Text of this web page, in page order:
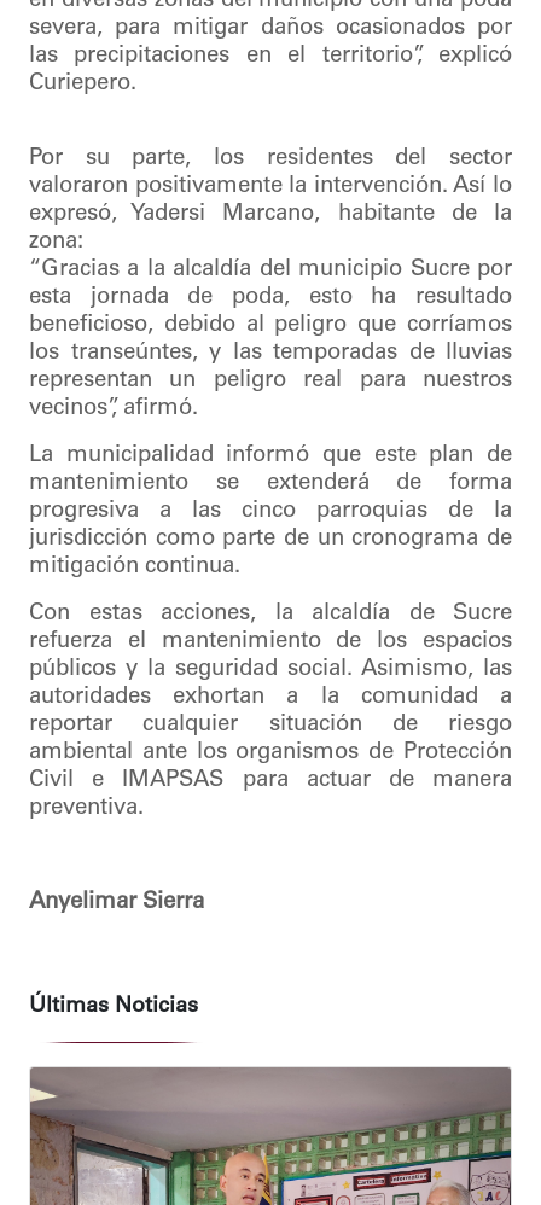
severa, para mitigar daños ocasionados por
las precipitaciones en el territorio”, explicó
Curiepero.
Por su parte, los residentes del sector
valoraron positivamente la intervención. Así lo
expresó, Yadersi Marcano, habitante de la
zona:
“Gracias a la alcaldía del municipio Sucre por
esta jornada de poda, esto ha resultado
beneficioso, debido al peligro que corríamos
los transeúntes, y las temporadas de lluvias
representan un peligro real para nuestros
vecinos”, afirmó.
La municipalidad informó que este plan de
mantenimiento se extenderá de forma
progresiva a las cinco parroquias de la
jurisdicción como parte de un cronograma de
mitigación continua.
Con estas acciones, la alcaldía de Sucre
refuerza el mantenimiento de los espacios
públicos y la seguridad social. Asimismo, las
autoridades exhortan a la comunidad a
reportar cualquier situación de riesgo
ambiental ante los organismos de Protección
Civil e IMAPSAS para actuar de manera
preventiva.
Anyelimar Sierra
Últimas Noticias